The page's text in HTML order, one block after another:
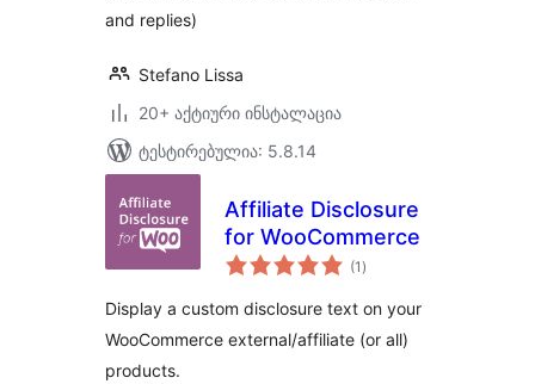
and replies)
Stefano Lissa
20+ აქტიური ინსტალაცია
ტესტირებულია: 5.8.14
Affiliate Disclosure
for WooCommerce
(1 საერთო
რეიტინგი
)
Display a custom disclosure text on your
WooCommerce external/affiliate (or all)
products.